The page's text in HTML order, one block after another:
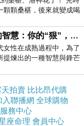
顆顆桑椹，後來就變成喝
喝
諾貝爾獎作家莫言的智慧：你的“狠”，才是最好的自我保護
性在成熟過程中，為了
提煉出的一種智慧與鋒芒
天拍賣 比比昂代購
入聯播網 全球購物
服務中心
座命理 會員中心